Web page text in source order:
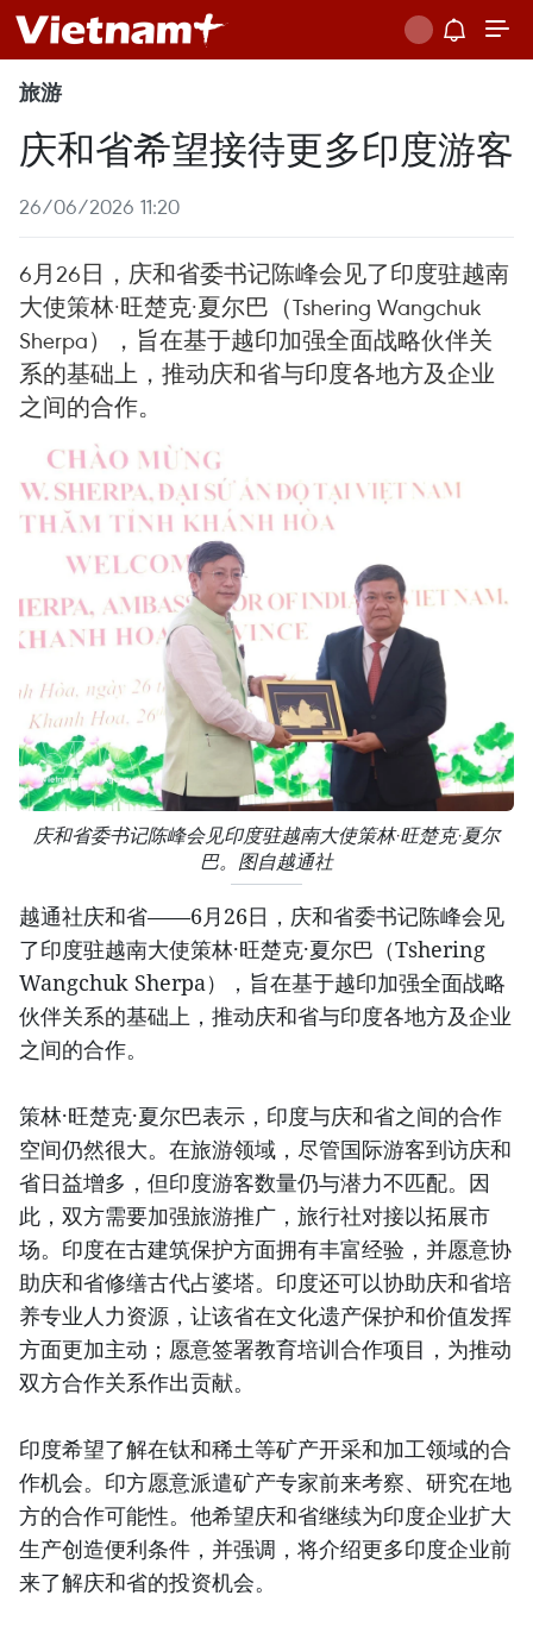
旅游
庆和省希望接待更多印度游客
26/06/2026 11:20
6月26日，庆和省委书记陈峰会见了印度驻越南
大使策林·旺楚克·夏尔巴（Tshering Wangchuk
Sherpa），旨在基于越印加强全面战略伙伴关
系的基础上，推动庆和省与印度各地方及企业
之间的合作。
庆和省委书记陈峰会见印度驻越南大使策林·旺楚克·夏尔
巴。图自越通社
越通社庆和省——6月26日，庆和省委书记陈峰会见
了印度驻越南大使策林·旺楚克·夏尔巴（Tshering
Wangchuk Sherpa），旨在基于越印加强全面战略
伙伴关系的基础上，推动庆和省与印度各地方及企业
之间的合作。
策林·旺楚克·夏尔巴表示，印度与庆和省之间的合作
空间仍然很大。在旅游领域，尽管国际游客到访庆和
省日益增多，但印度游客数量仍与潜力不匹配。因
此，双方需要加强旅游推广，旅行社对接以拓展市
场。印度在古建筑保护方面拥有丰富经验，并愿意协
助庆和省修缮古代占婆塔。印度还可以协助庆和省培
养专业人力资源，让该省在文化遗产保护和价值发挥
方面更加主动；愿意签署教育培训合作项目，为推动
双方合作关系作出贡献。
印度希望了解在钛和稀土等矿产开采和加工领域的合
作机会。印方愿意派遣矿产专家前来考察、研究在地
方的合作可能性。他希望庆和省继续为印度企业扩大
生产创造便利条件，并强调，将介绍更多印度企业前
来了解庆和省的投资机会。